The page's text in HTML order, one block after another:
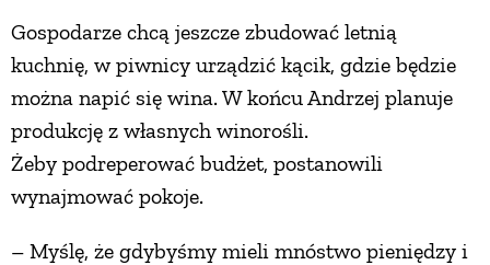
Gospodarze chcą jeszcze zbudować letnią
kuchnię, w piwnicy urządzić kącik, gdzie będzie
można napić się wina. W końcu Andrzej planuje
produkcję z własnych winorośli.
Żeby podreperować budżet, postanowili
wynajmować pokoje.
– Myślę, że gdybyśmy mieli mnóstwo pieniędzy i